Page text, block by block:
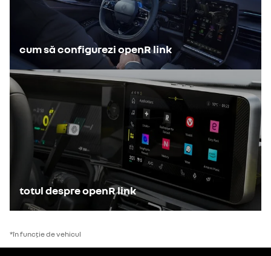
cum să configurezi openR link
totul despre openR link
*în funcție de vehicul